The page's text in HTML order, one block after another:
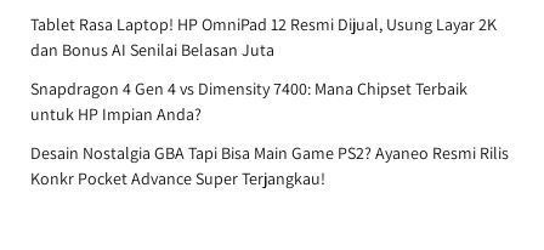
Tablet Rasa Laptop! HP OmniPad 12 Resmi Dijual, Usung Layar 2K
dan Bonus AI Senilai Belasan Juta
Snapdragon 4 Gen 4 vs Dimensity 7400: Mana Chipset Terbaik
untuk HP Impian Anda?
Desain Nostalgia GBA Tapi Bisa Main Game PS2? Ayaneo Resmi Rilis
Konkr Pocket Advance Super Terjangkau!